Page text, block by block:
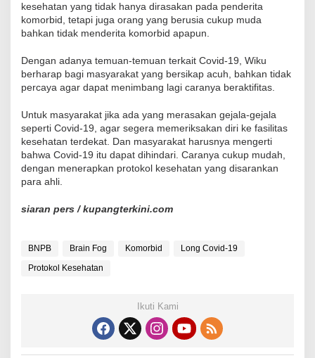
kesehatan yang tidak hanya dirasakan pada penderita
komorbid, tetapi juga orang yang berusia cukup muda
bahkan tidak menderita komorbid apapun.
Dengan adanya temuan-temuan terkait Covid-19, Wiku
berharap bagi masyarakat yang bersikap acuh, bahkan tidak
percaya agar dapat menimbang lagi caranya beraktifitas.
Untuk masyarakat jika ada yang merasakan gejala-gejala
seperti Covid-19, agar segera memeriksakan diri ke fasilitas
kesehatan terdekat. Dan masyarakat harusnya mengerti
bahwa Covid-19 itu dapat dihindari. Caranya cukup mudah,
dengan menerapkan protokol kesehatan yang disarankan
para ahli.
siaran pers / kupangterkini.com
BNPB Brain Fog Komorbid
Long Covid-19
Protokol Kesehatan
Ikuti Kami